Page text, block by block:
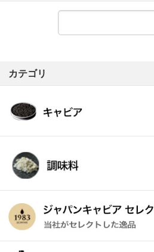
カテゴリ